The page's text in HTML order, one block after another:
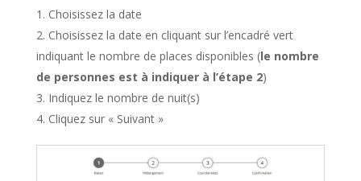
Choisissez la date
Choisissez la date en cliquant sur l’encadré vert
indiquant le nombre de places disponibles (le nombre
de personnes est à indiquer à l’étape 2)
Indiquez le nombre de nuit(s)
Cliquez sur « Suivant »